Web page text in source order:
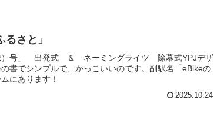
さと」
）号」 出発式 ＆ ネーミングライツ 除幕式YPJデザ
書でシンプルで、かっこいいのです。副駅名「eBikeの
にあります！
2025.10.24